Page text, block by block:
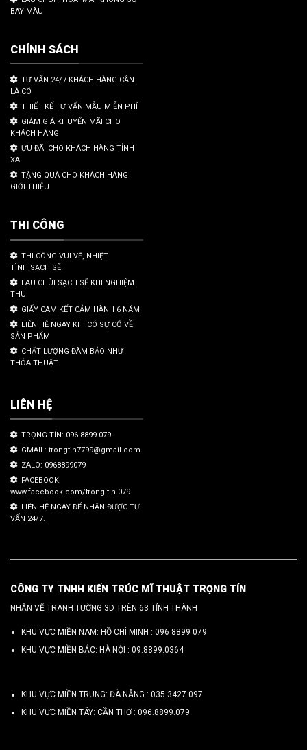
BAY MÀU
CHÍNH SÁCH
TƯ VẤN 24/7 KHÁCH HÀNG CẦN
LÀ CÓ
THIẾT KẾ TƯ VẤN MẪU MIỄN PHÍ
GIẢM GIÁ KHUYẾN MÃI CHO
KHÁCH HÀNG
ƯU ĐÃI CHO KHÁCH HÀNG TỈNH
XA
TẶNG QUÀ CHO KHÁCH HÀNG
GIỚI THIỆU
THI CÔNG
THI CÔNG VUI VẼ, NHIỆT
TÌNH,SẠCH SẼ
LAU CHÙI SẠCH SẼ KHI NGHIỆM
THU
GIẤY CAM KẾT CẢM HÀNH 6 NĂM
LIÊN HỆ NGAY KHI CÓ SỰ CỐ VỀ
SẢN PHẨM
CHẤT LƯỢNG ĐÀM BẢO NHƯ
THỎA THUẬT
LIÊN HỆ
TRỌNG TÍN: 096.8899.079
GMAIL: trongtin7799@gmail.com
ZALO: 0968899079
FACEBOOK:
www.facebook.com/trong.tin.079
LIÊN HỆ NGAY ĐỂ NHẬN ĐƯỢC TƯ
VẤN 24/7.
CÔNG TY TNHH KIẾN TRÚC MĨ THUẬT TRỌNG TÍN
NHẬN VẼ TRANH TƯỜNG 3D TRÊN 63 TỈNH THÀNH
KHU VỰC MIỀN NAM: HỒ CHÍ MINH : 096 8899 079
KHU VỰC MIỀN BẮC: HÀ NỘI : 09.8899.0364
KHU VỰC MIỀN TRUNG: ĐÀ NẴNG : 035.3427.097
KHU VỰC MIỀN TÂY: CẦN THƠ : 096.8899.079